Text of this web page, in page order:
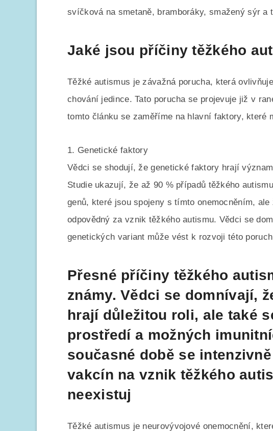
svíčková na smetaně, bramboráky, smažený sýr a
Jaké jsou příčiny těžkého
Těžké autismus je závažná porucha, která
chování jedince. Tato porucha se projevuje již v
tomto článku se zaměříme na hlavní faktory, které
1. Genetické faktory
Vědci se shodují, že genetické faktory hrají
Studie ukazují, že až 90 % případů těžkého
genů, které jsou spojeny s tímto onemocněním,
odpovědný za vznik těžkého autismu. Vědci se
genetických variant může vést k rozvoji této poruch
Přesné příčiny těžkého
známy. Vědci se domnívají,
hrají důležitou roli, ale také
prostředí a možných
současné době se
vakcín na vznik těžkého
neexistuj
Těžké autismus je neurovývojové onemocnění,